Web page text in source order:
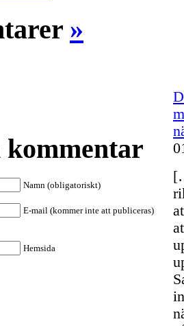
»
kommentar
Namn (obligatoriskt)
E-mail (kommer inte att publiceras)
Hemsida